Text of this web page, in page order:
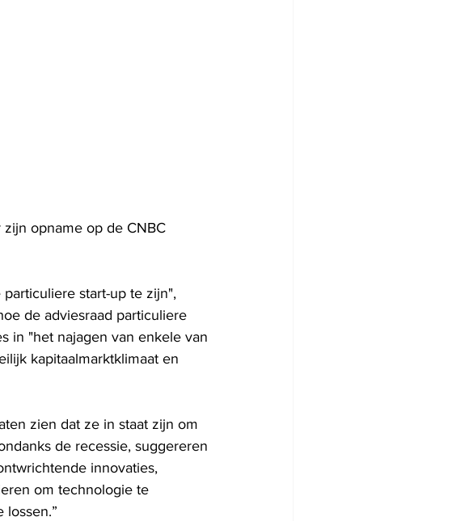
opname op de CNBC
start-up te zijn",
de adviesraad particuliere
in "het najagen van enkele van
kapitaalmarktklimaat en
zien dat ze in staat zijn om
de recessie, suggereren
innovaties,
om technologie te